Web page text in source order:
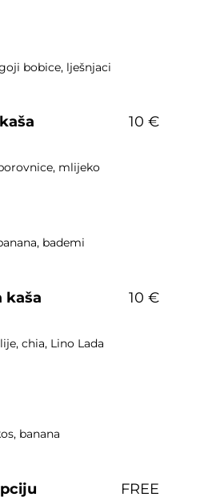
bobice, lješnjaci
mlijeko
bademi
10 €
kaša
chia, Lino Lada
banana
10 €
FREE